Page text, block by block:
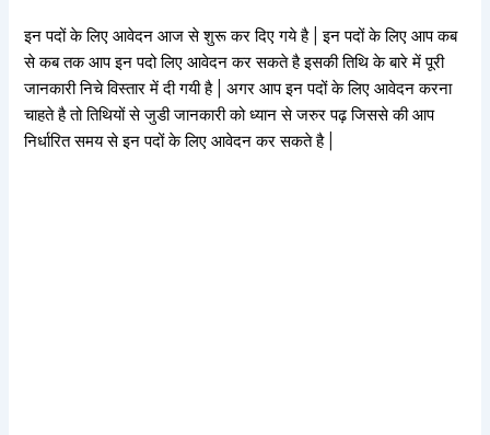
इन पदों के लिए आवेदन आज से शुरू कर दिए गये है | इन पदों के लिए आप कब
से कब तक आप इन पदो लिए आवेदन कर सकते है इसकी तिथि के बारे में पूरी
जानकारी निचे विस्तार में दी गयी है | अगर आप इन पदों के लिए आवेदन करना
चाहते है तो तिथियों से जुडी जानकारी को ध्यान से जरुर पढ़ जिससे की आप
निर्धारित समय से इन पदों के लिए आवेदन कर सकते है |